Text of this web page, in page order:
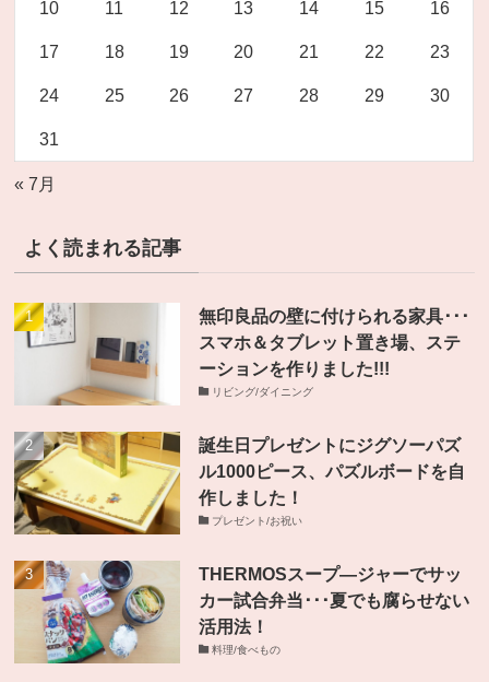
10 11 12 13 14 15 16
17 18 19 20 21 22 23
24 25 26 27 28 29 30
31
« 7月
よく読まれる記事
無印良品の壁に付けられる家具･･･
スマホ＆タブレット置き場、ステ
ーションを作りました!!!
リビング/ダイニング
誕生日プレゼントにジグソーパズ
ル1000ピース、パズルボードを自
作しました！
プレゼント/お祝い
THERMOSスープ―ジャーでサッ
カー試合弁当･･･夏でも腐らせない
活用法！
料理/食べもの